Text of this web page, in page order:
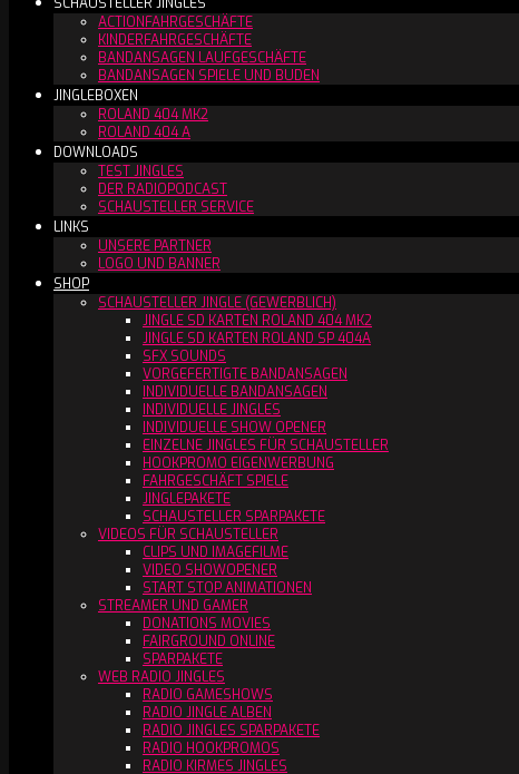
ACTIONFAHRGESCHÄFTE
KINDERFAHRGESCHÄFTE
BANDANSAGEN LAUFGESCHÄFTE
BANDANSAGEN SPIELE UND BUDEN
JINGLEBOXEN
ROLAND 404 MK2
ROLAND 404 A
DOWNLOADS
TEST JINGLES
DER RADIOPODCAST
SCHAUSTELLER SERVICE
LINKS
UNSERE PARTNER
LOGO UND BANNER
SHOP
SCHAUSTELLER JINGLE (GEWERBLICH)
JINGLE SD KARTEN ROLAND 404 MK2
JINGLE SD KARTEN ROLAND SP 404A
SFX SOUNDS
VORGEFERTIGTE BANDANSAGEN
INDIVIDUELLE BANDANSAGEN
INDIVIDUELLE JINGLES
INDIVIDUELLE SHOW OPENER
EINZELNE JINGLES FÜR SCHAUSTELLER
HOOKPROMO EIGENWERBUNG
FAHRGESCHÄFT SPIELE
JINGLEPAKETE
SCHAUSTELLER SPARPAKETE
VIDEOS FÜR SCHAUSTELLER
CLIPS UND IMAGEFILME
VIDEO SHOWOPENER
START STOP ANIMATIONEN
STREAMER UND GAMER
DONATIONS MOVIES
FAIRGROUND ONLINE
SPARPAKETE
WEB RADIO JINGLES
RADIO GAMESHOWS
RADIO JINGLE ALBEN
RADIO JINGLES SPARPAKETE
RADIO HOOKPROMOS
RADIO KIRMES JINGLES